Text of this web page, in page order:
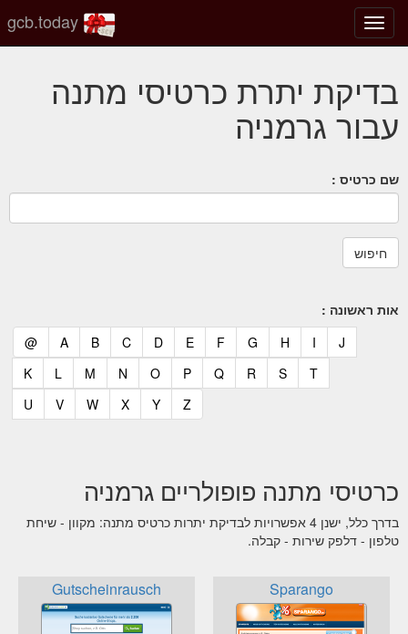
החלף
מצב
בדיקת יתרת כרטיסי מתנה
עבור גרמניה
שם כרטיס :
אות ראשונה :
@
(current) A
(current) B C
(current) D E F G
(current) H I J
(current)
K
L M N O
(current) P Q
(current) R S
(current) T
(current)
U
V
(current) W
(current) X
(current) Y
(current) Z
(current)
כרטיסי מתנה פופולריים גרמניה
בדרך כלל, ישנן 4 אפשרויות לבדיקת יתרות כרטיס מתנה: מקוון - שיחת
טלפון - דלפק שירות - קבלה.
Gutscheinrausch Sparango